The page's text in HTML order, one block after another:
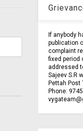
If anybody
publication
complaint
fixed period
addressed
Sajeev S.R
Pettah Post
Phone: